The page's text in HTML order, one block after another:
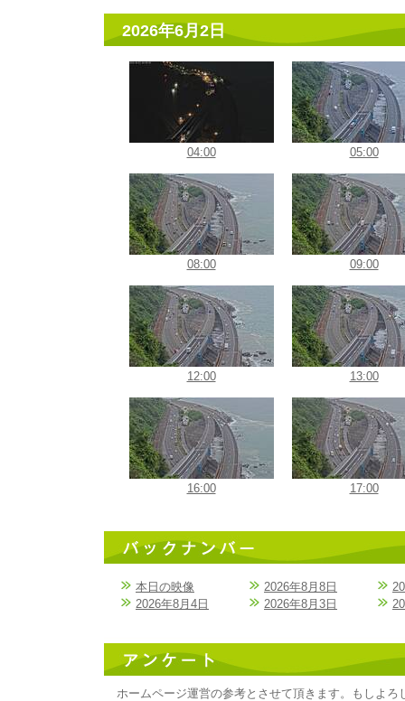
2026年6月2日
04:00 05:00
08:00 09:00
12:00 13:00
16:00 17:00
本日の映像 2026年8月8日
2026年8月4日
2026年8月3日
ホームページ運営の参考とさせて頂きます。もしよろ